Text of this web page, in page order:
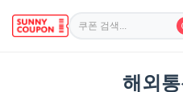
해외